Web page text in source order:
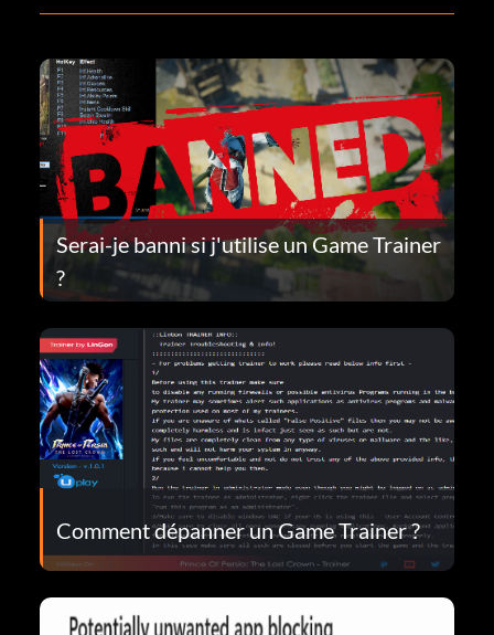
Serai-je banni si j'utilise un Game Trainer
?
Comment dépanner un Game Trainer ?